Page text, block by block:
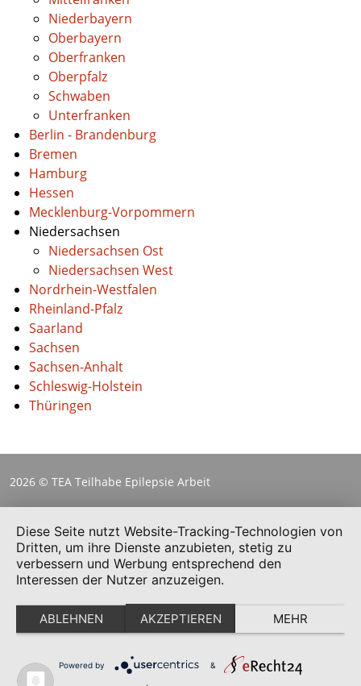
Niederbayern
Oberbayern
Oberfranken
Oberpfalz
Schwaben
Unterfranken
Berlin - Brandenburg
Bremen
Hamburg
Hessen
Mecklenburg-Vorpommern
Niedersachsen
Niedersachsen Ost
Niedersachsen West
Nordrhein-Westfalen
Rheinland-Pfalz
Saarland
Sachsen
Sachsen-Anhalt
Schleswig-Holstein
Thüringen
2026 © TEA Teilhabe Epilepsie Arbeit
Diese Seite nutzt Website-Tracking-Technologien von
Dritten, um ihre Dienste anzubieten, stetig zu
verbessern und Werbung entsprechend den
Interessen der Nutzer anzuzeigen.
ABLEHNEN AKZEPTIEREN MEHR
Powered by &